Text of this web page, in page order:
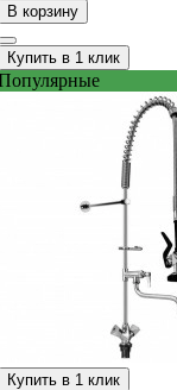
В корзину
Купить в 1 клик
Купить в 1 клик